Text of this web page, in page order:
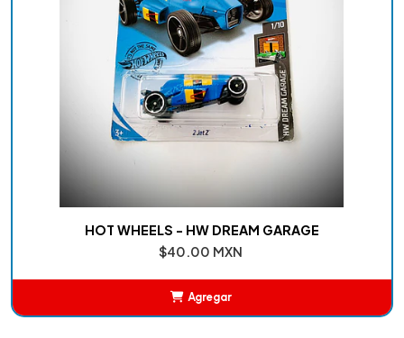
HOT WHEELS - HW DREAM GARAGE
$40.00 MXN
Agregar